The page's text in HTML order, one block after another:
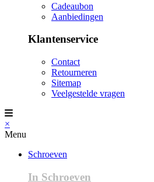
Cadeaubon
Aanbiedingen
Klantenservice
Contact
Retourneren
Sitemap
Veelgestelde vragen
×
Menu
Schroeven
In Schroeven